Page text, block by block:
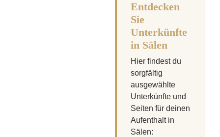
Entdecken
Sie
Unterkünfte
in Sälen
Hier findest du
sorgfältig
ausgewählte
Unterkünfte und
Seiten für deinen
Aufenthalt in
Sälen: